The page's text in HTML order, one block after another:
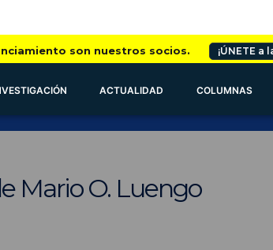
son nuestros socios. ¡ÚNETE a
ACTUALIDAD COLUMNAS
Mario O. Luengo